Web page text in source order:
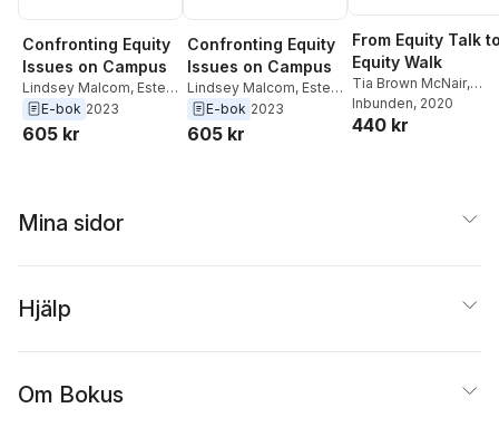
Confronting Equity
Issues on Campus
Lindsey Malcom, Estela
Mara Bensimon
E-bok 2023
605 kr
Confronting Equity
Issues on Campus
Lindsey Malcom, Estela
Mara Bensimon
E-bok 2023
605 kr
From Equity Talk
Equity Walk
Tia Brown McNair,
Estela Mara Bensimon
Lindsey Malcom-
Inbunden, 2020
440 kr
Mina sidor
Hjälp
Om Bokus